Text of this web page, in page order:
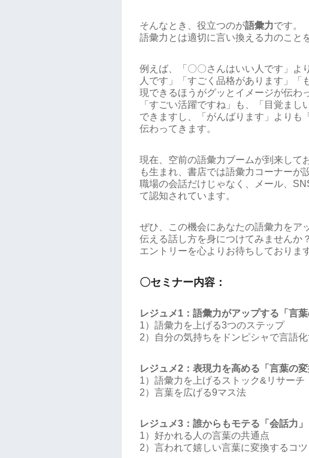
そんなとき、役立つのが語彙力です。
語彙力とは適切に言い換える力のこと
例えば、「〇〇さんはいい人です」よ
人です」「すごく品格があります」「
現できるほうがグッとイメージが伝わ
「すごい活躍ですね」も、「目覚ま
できますし、「がんばります」よりも
伝わってきます。
現在、空前の語彙力ブームが到来して
も生まれ、書店では語彙力コーナーが
職場の会話だけじゃなく、メール、
て認知されています。
ぜひ、この機会にあなたの語彙力をア
伝える話し方を身につけてみませんか？
エントリーを心よりお待ちしております
〇セミナー内容：
レジュメ1：語彙力がアップする「言葉
1）語彙力を上げる3つのステップ
2）自分の気持ちをドンピシャで言語化
レジュメ2：表現力を高める「言葉の変
1）語彙力を上げるストック&リサーチ
2）言葉を広げる9マス法
レジュメ3：誰からもモテる「会話力」
1）好かれる人の言葉の共通点
2）言われて嬉しい言葉に変換するコツ